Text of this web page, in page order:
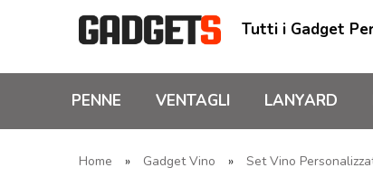
Tutti i Gadget
PENNE VENTAGLI LANYARD
Home » Gadget Vino » Set Vino